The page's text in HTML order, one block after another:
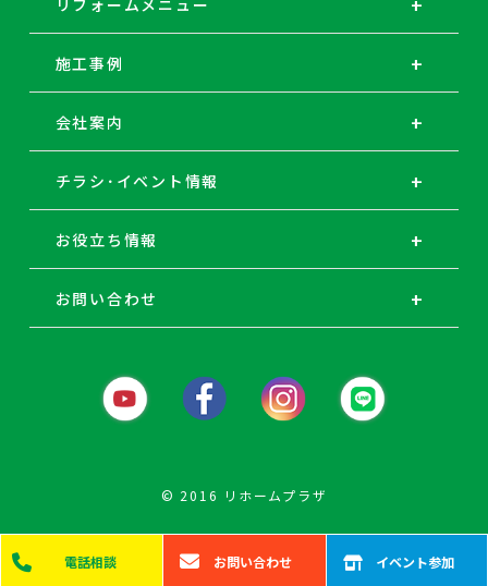
電話相談 お問い合わせ イベント参加
施工事例
会社案内
チラシ･イベント情報
お役立ち情報
お問い合わせ
© 2016 リホームプラザ